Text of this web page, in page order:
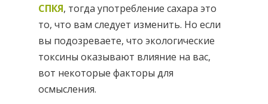
СПКЯ, тогда употребление сахара это
то, что вам следует изменить. Но если
вы подозреваете, что экологические
токсины оказывают влияние на вас,
вот некоторые факторы для
осмысления.